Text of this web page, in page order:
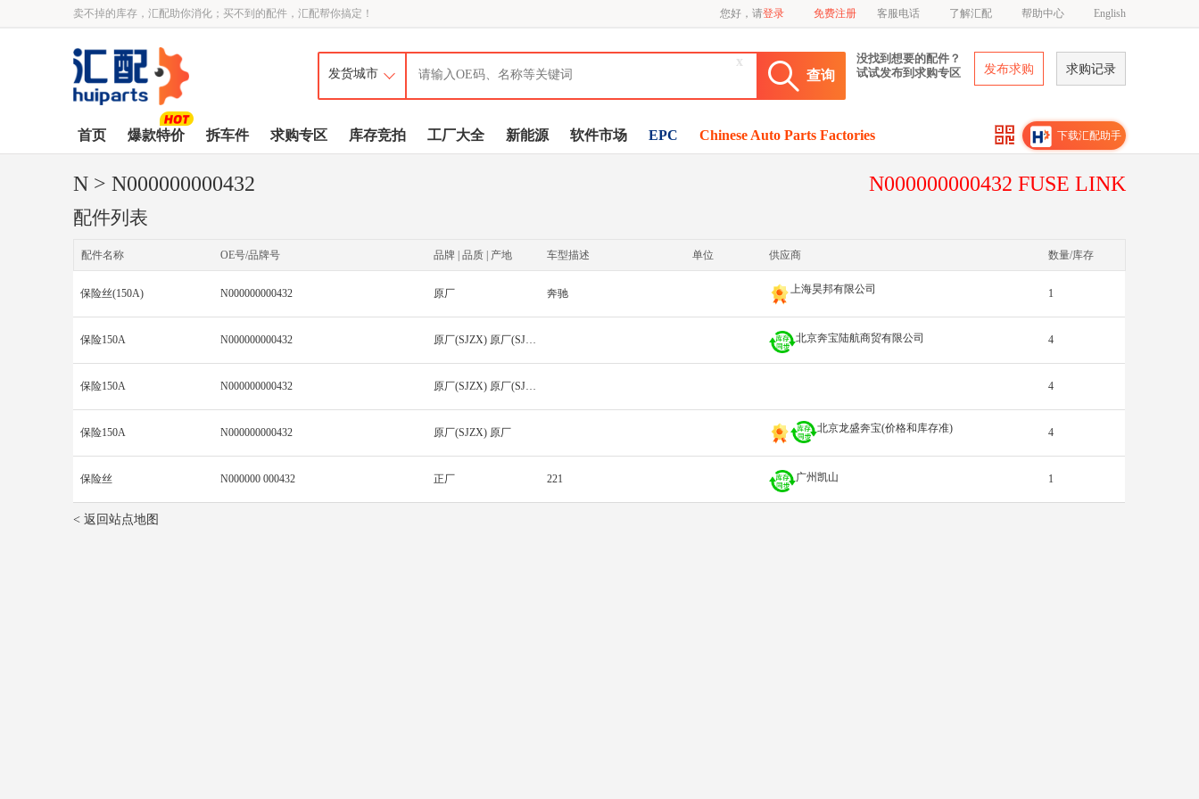
卖不掉的库存，汇配助你消化；买不到的配件，汇配帮你搞定！ 您好，请登录 免费注册 客服电话 了解汇配 帮助中心 English
查询
x
没找到想要的配件？
试试发布到求购专区
发布求购 求购记录
首页 爆款特价 拆车件 求购专区 库存竞拍 工厂大全 新能源 软件市场 EPC Chinese Auto Parts Factories 下载汇配助手
N > N000000000432 N000000000432 FUSE LINK
配件列表
配件名称 OE号/品牌号 品牌 | 品质 | 产地 车型描述 单位 供应商 数量/库存
保险丝(150A) N000000000432 原厂 奔驰 上海昊邦有限公司 1
保险150A N000000000432 原厂(SJZX) 原厂(SJZX) 北京奔宝陆航商贸有限公司 4
保险150A N000000000432 原厂(SJZX) 原厂(SJZX) 4
保险150A N000000000432 原厂(SJZX) 原厂 北京龙盛奔宝(价格和库存准) 4
保险丝 N000000 000432 正厂 221 广州凯山 1
< 返回站点地图